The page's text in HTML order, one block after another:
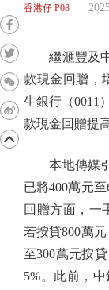
香港仔 P08
繼滙豐及中
款現金回贈，
生銀行（0011
款現金回贈提
本地傳媒引
已將400萬元
回贈方面，一
若按貸800萬
至300萬元按
5%。此前，